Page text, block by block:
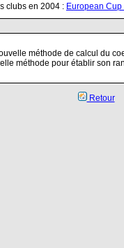
clubs en 2004 : European
méthode de calcul du
méthode pour établir son
Retour